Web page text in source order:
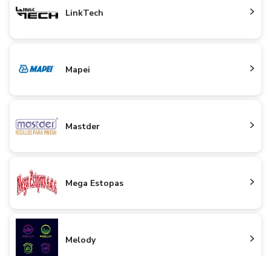
LinkTech
Mapei
Mastder
Mega Estopas
Melody